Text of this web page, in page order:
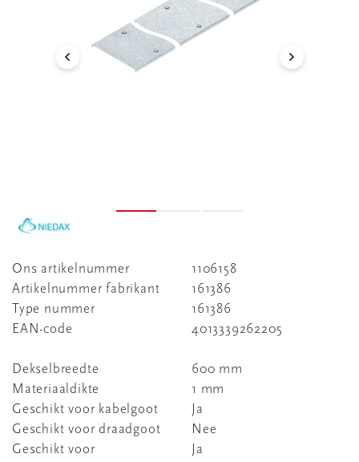
Ons artikelnummer
1106158
Artikelnummer fabrikant
161386
Type nummer
161386
EAN-code
4013339262205
Dekselbreedte
600 mm
Materiaaldikte
1 mm
Geschikt voor kabelgoot
Ja
Geschikt voor draadgoot
Nee
Geschikt voor
Ja